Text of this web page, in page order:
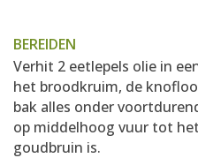
BEREIDEN
Verhit 2 eetlepels olie in
het broodkruim, de
bak alles onder
op middelhoog vuur tot
goudbruin is.